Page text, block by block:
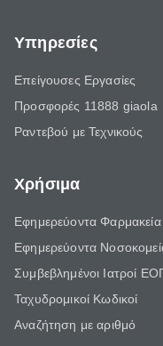
Υπηρεσίες
Επείγουσες Εργασίες
Προσφορές 11888 giaola
Ραντεβού με Τεχνικούς
Χρήσιμα
Εφημερεύοντα Φαρμακεία
Εφημερεύοντα
Συμβεβλημένοι Ιατροί
Ταχυδρομικοί Κωδικοί
Αναζήτηση με αριθμό